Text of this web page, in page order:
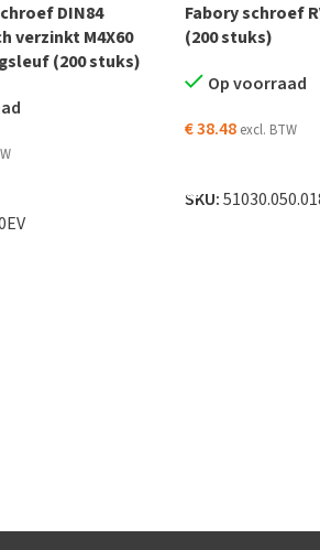
DIN84
verzinkt M4X60
(200 stuks)
Fabory schroef
(200 stuks)
Op voorraad
€38.48 excl. BTW
SKU: